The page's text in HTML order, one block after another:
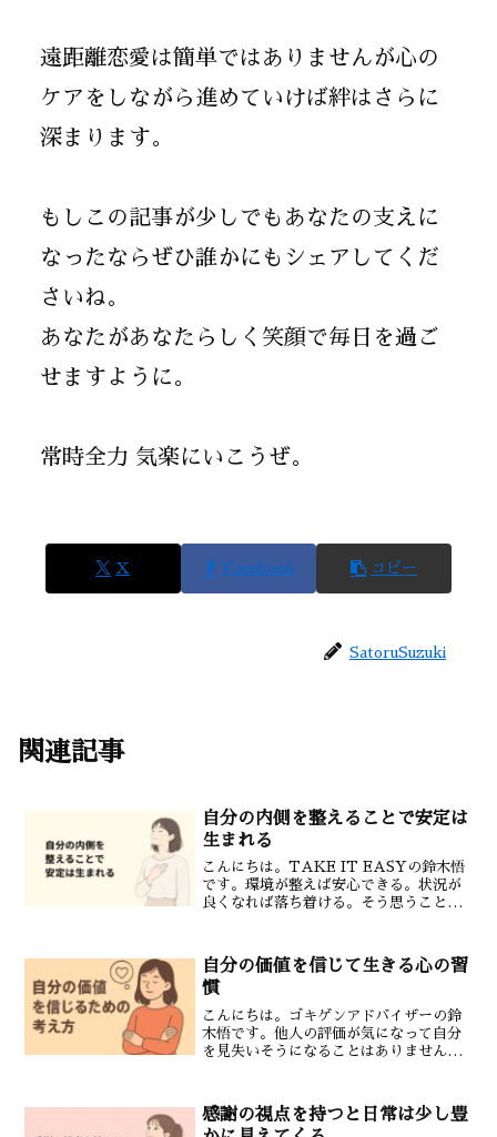
遠距離恋愛は簡単ではありませんが心の
ケアをしながら進めていけば絆はさらに
深まります。
もしこの記事が少しでもあなたの支えに
なったならぜひ誰かにもシェアしてくだ
さいね。
あなたがあなたらしく笑顔で毎日を過ご
せますように。
常時全力 気楽にいこうぜ。
X Facebook コピー
SatoruSuzuki
関連記事
自分の内側を整えることで安定は
生まれる
こんにちは。TAKE IT EASYの鈴木悟
です。環境が整えば安心できる。状況が
良くなれば落ち着ける。そう思うことは
だけでは安定しないどれだけ環境が整っ
ても状況は常に変...
自分の価値を信じて生きる心の習
慣
こんにちは。ゴキゲンアドバイザーの鈴
木悟です。他人の評価が気になって自分
を見失いそうになることはありません
当に大切なのは自分の価値は自分で決め
るということです。今回はメ...
感謝の視点を持つと日常は少し豊